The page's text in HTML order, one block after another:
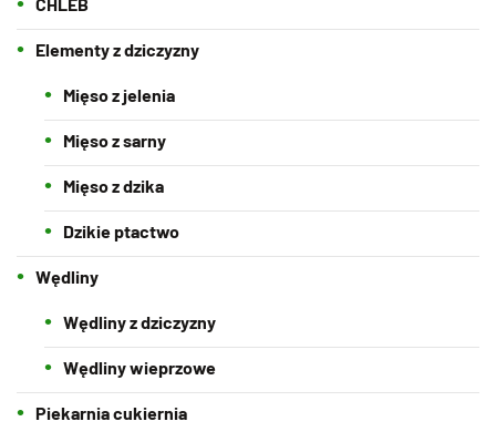
Elementy z dziczyzny
Mięso z jelenia
Mięso z sarny
Mięso z dzika
Dzikie ptactwo
Wędliny
Wędliny z dziczyzny
Wędliny wieprzowe
Piekarnia cukiernia